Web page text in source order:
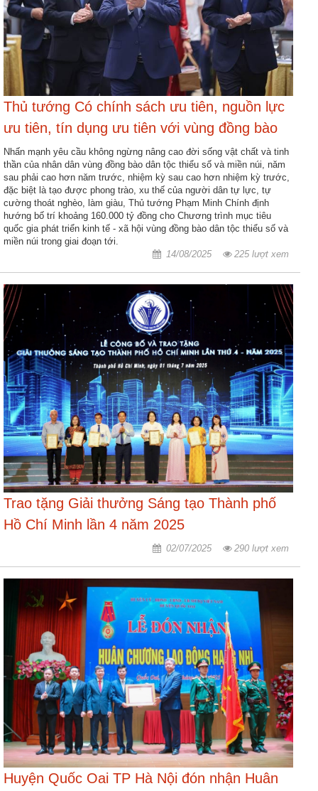
Thủ tướng Có chính sách ưu tiên, nguồn lực
ưu tiên, tín dụng ưu tiên với vùng đồng bào
dân tộc thiểu số và miền núi
Nhấn mạnh yêu cầu không ngừng nâng cao đời sống vật chất và tinh
thần của nhân dân vùng đồng bào dân tộc thiểu số và miền núi, năm
sau phải cao hơn năm trước, nhiệm kỳ sau cao hơn nhiệm kỳ trước,
đặc biệt là tạo được phong trào, xu thế của người dân tự lực, tự
cường thoát nghèo, làm giàu, Thủ tướng Phạm Minh Chính định
hướng bố trí khoảng 160.000 tỷ đồng cho Chương trình mục tiêu
quốc gia phát triển kinh tế - xã hội vùng đồng bào dân tộc thiểu số và
miền núi trong giai đoạn tới.
14/08/2025
225 lượt xem
Trao tặng Giải thưởng Sáng tạo Thành phố
Hồ Chí Minh lần 4 năm 2025
02/07/2025 290 lượt xem
Huyện Quốc Oai TP Hà Nội đón nhận Huân